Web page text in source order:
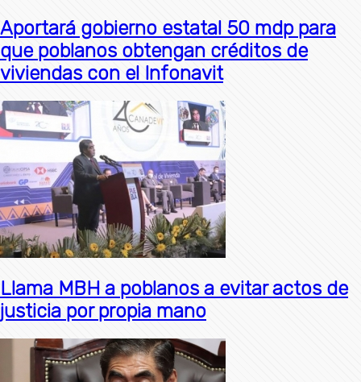
Aportará gobierno estatal 50 mdp para
que poblanos obtengan créditos de
viviendas con el Infonavit
Llama MBH a poblanos a evitar actos de
justicia por propia mano